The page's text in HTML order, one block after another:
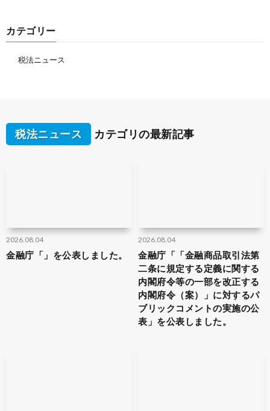
カテゴリー
税法ニュース
税法ニュース カテゴリの最新記事
2026.08.04
金融庁「」を公表しました。
2026.08.04
金融庁「「金融商品取引法第
二条に規定する定義に関する
内閣府令等の一部を改正する
内閣府令（案）」に対するパ
ブリックコメントの実施の公
表」を公表しました。